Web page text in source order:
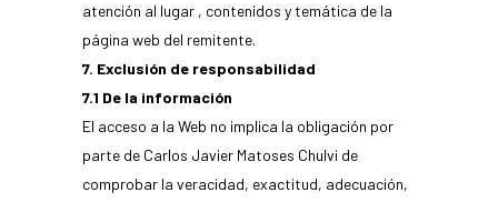
atención al lugar , contenidos y temática de la
página web del remitente.
7. Exclusión de responsabilidad
7.1 De la información
El acceso a la Web no implica la obligación por
parte de Carlos Javier Matoses Chulvi de
comprobar la veracidad, exactitud, adecuación,